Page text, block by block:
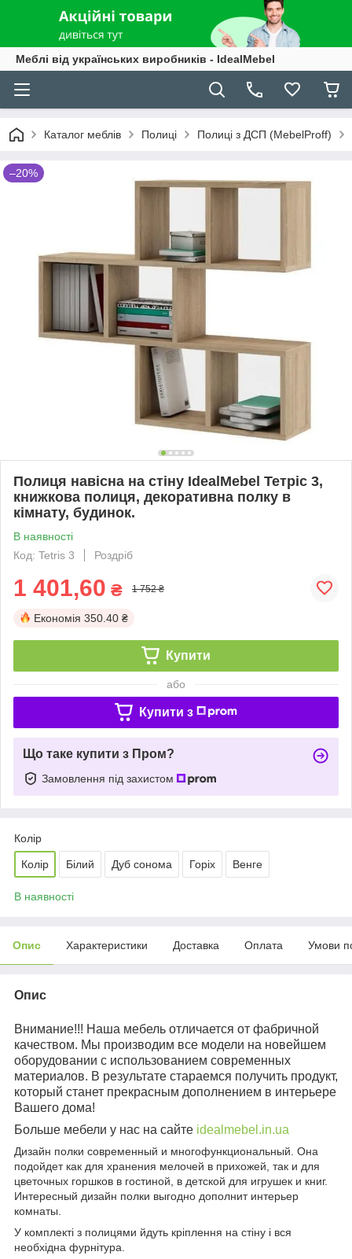
Меблі від українських виробників - IdealMebel
Каталог меблів Полиці Полиці з ДСП (МebelРroff)
–20%
Полиця навісна на стіну IdealMebel Тетріс 3,
книжкова полиця, декоративна полку в
кімнату, будинок.
В наявності
Код: Tetris 3
Роздріб
1 401,60 ₴ 1 752 ₴
Економія 350.40 ₴
Купити
або
Купити з
Що таке купити з Пром?
Замовлення під захистом
Колір
Колір Білий Дуб сонома Горіх Венге
В наявності
Опис Характеристики Доставка Оплата Умови
Опис
Внимание!!! Наша мебель отличается от фабричной
качеством. Мы производим все модели на новейшем
оборудовании с использованием современных
материалов. В результате стараемся получить продукт,
который станет прекрасным дополнением в интерьере
Вашего дома!
Больше мебели у нас на сайте idealmebel.in.ua
Дизайн полки современный и многофункциональный. Она
подойдет как для хранения мелочей в прихожей, так и для
цветочных горшков в гостиной, в детской для игрушек и книг.
Интересный дизайн полки выгодно дополнит интерьер
комнаты.
У комплекті з полицями йдуть кріплення на стіну і вся
необхідна фурнітура.